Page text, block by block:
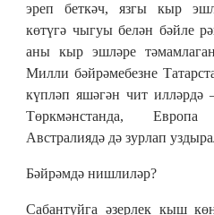
эреп беткәч, язгы кыр
көтүгә чыгуы белән бәйле
аны кыр эшләре
Милли бәйрәмебезне
күпләп яшәгән чит илләрдә
Төркмәнстанда,
Австралиядә дә зурлап
Бәйрәмдә нишлиләр?
Сабантуйга әзерлек кыш